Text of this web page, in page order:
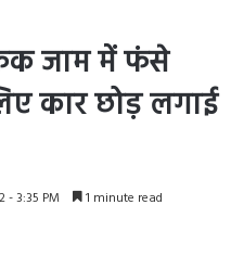
जाम में फंसे
कार छोड़ लगाई
- 3:35 PM 1 minute read